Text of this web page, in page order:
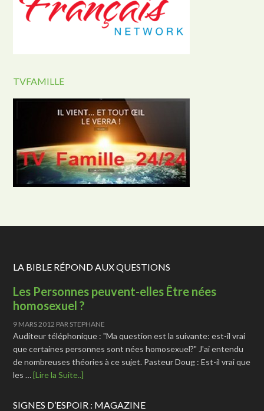
TVFAMILLE
LA BIBLE RÉPOND AUX QUESTIONS
Les Personnes peuvent-elles Être nées
homosexuel ?
9 MARS 2012 PAR STEPHANE
Auditeur téléphonique : "Ma question est la suivante: est-il vrai
que certaines personnes sont nées homosexuel?" J'ai entendu
de nombreuses théories à ce sujet. Pasteur Doug : Est-il vrai que
les …[Lire la Suite..]
SIGNES D’ESPOIR : MAGAZINE